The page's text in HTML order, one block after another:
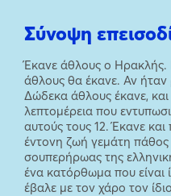
Σύνοψη
Έκανε άθλους ο Ηρακλής.
άθλους θα έκανε. Αν
Δώδεκα άθλους έκανε,
λεπτομέρεια που
αυτούς τους 12. Έκανε
έντονη ζωή γεμάτη πάθος
σουπερήρωας της
ένα κατόρθωμα που
έβαλε με τον χάρο τον